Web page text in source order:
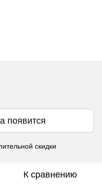
появится
скидки
К сравнению